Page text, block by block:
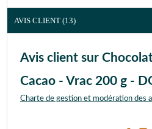
AVIS CLIENT (13)
Avis client sur
Cacao - Vrac 200 g -
Charte de gestion et modération des